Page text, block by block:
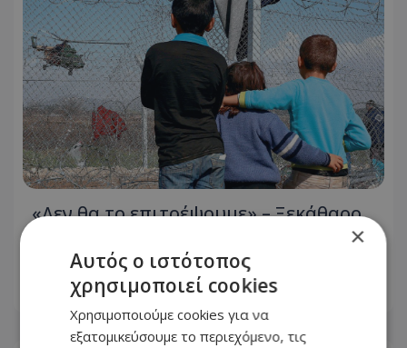
«Δεν θα το επιτρέψουμε» – Ξεκάθαρο
«όχι» του Δήμου Λατσιών-Γερίου στις
δομές ανηλίκων
06.08.2026 - 14:23
×
Αυτός ο ιστότοπος
χρησιμοποιεί cookies
Χρησιμοποιούμε cookies για να
εξατομικεύσουμε το περιεχόμενο, τις